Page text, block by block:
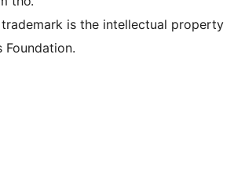
trademark is the intellectual property
Foundation.